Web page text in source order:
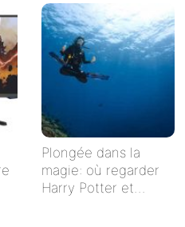
Plongée dans la
magie: où regarder
Harry Potter et